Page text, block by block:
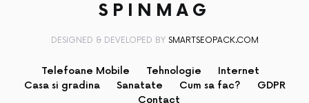
SPINMAG
DESIGNED & DEVELOPED BY SMARTSEOPACK.COM
Telefoane Mobile Tehnologie
Internet
Casa si gradina
Sanatate Cum sa fac?
GDPR
Contact